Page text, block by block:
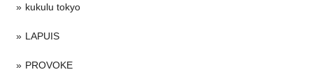
kukulu tokyo
LAPUIS
PROVOKE